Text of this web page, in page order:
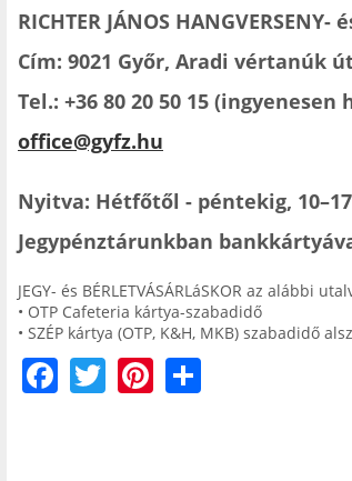
RICHTER JÁNOS HANGVERSENY-
Cím: 9021 Győr, Aradi vértanúk
Tel.: +36 80 20 50 15
office@gyfz.hu
Nyitva: Hétfőtől - péntekig,
Jegypénztárunkban
JEGY- és BÉRLETVÁSÁRLáSKOR az alábbi
• OTP Cafeteria kártya-szabadidő
• SZÉP kártya (OTP, K&H, MKB) szabadidő
F
a
T
w
Pi
nt